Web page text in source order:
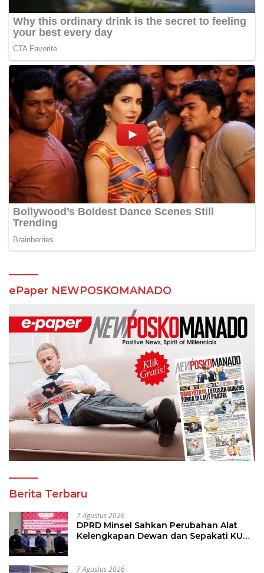
ePaper NEWPOSKOMANADO
Berita Terbaru
7 Agustus 2026
DPRD Minsel Sahkan Perubahan Alat
Kelengkapan Dewan dan Sepakati KUA-
7 Agustus 2026